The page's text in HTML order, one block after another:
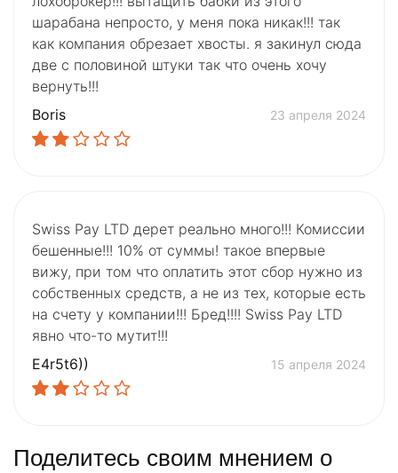
шарабана непросто, у меня пока никак!!! так
как компания обрезает хвосты. я закинул сюда
две с половиной штуки так что очень хочу
вернуть!!!
Boris
23 апреля 2024
Swiss Pay LTD дерет реально много!!! Комиссии
бешенные!!! 10% от суммы! такое впервые
вижу, при том что оплатить этот сбор нужно из
собственных средств, а не из тех, которые есть
на счету у компании!!! Бред!!!! Swiss Pay LTD
явно что-то мутит!!!
E4r5t6))
15 апреля 2024
Поделитесь своим мнением о